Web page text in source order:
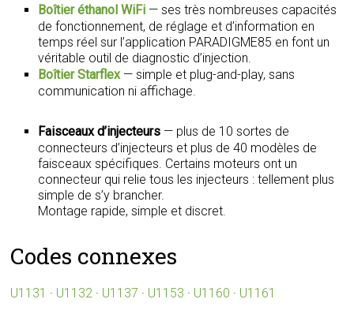
Boîtier éthanol WiFi — ses très nombreuses capacités
de fonctionnement, de réglage et d’information en
temps réel sur l’application PARADIGME85 en font un
véritable outil de diagnostic d’injection.
Boîtier Starflex— simple et plug-and-play, sans
communication ni affichage.
Faisceaux d’injecteurs — plus de 10 sortes de
connecteurs d’injecteurs et plus de 40 modèles de
faisceaux spécifiques. Certains moteurs ont un
connecteur qui relie tous les injecteurs : tellement plus
simple de s’y brancher.
Montage rapide, simple et discret.
Codes connexes
U1131 · U1132 · U1137 · U1153 · U1160 · U1161